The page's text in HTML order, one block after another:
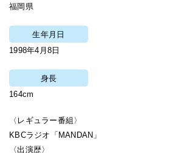
福岡県
生年月日
1998年4月8日
身長
164cm
〈レギュラー番組〉
KBCラジオ「MANDAN」
〈出演歴〉